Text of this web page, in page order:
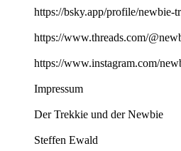
https://bsky.app/profile/newbie-
https://www.threads.com/
https://www.instagram.com/
Impressum
Der Trekkie und der Newbie
Steffen Ewald